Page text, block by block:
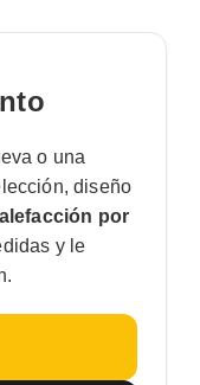
o una
diseño
por
y le